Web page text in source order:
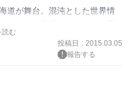
道が舞台。混沌とした世界情
説の配合バランスが魅力的。
なピリピリ感が漂っており、
読む
投稿日 : 2015.03.05
報告する